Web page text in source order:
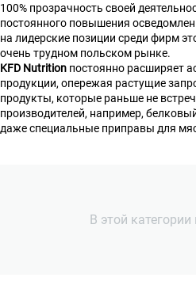
100% прозрачность своей
постоянного повышения
на лидерские позиции среди фирм
очень трудном польском рынке.
KFD Nutrition постоянно расширяет
продукции, опережая растущие
продукты, которые раньше не
производителей, например,
даже специальные приправы для
В этой категории